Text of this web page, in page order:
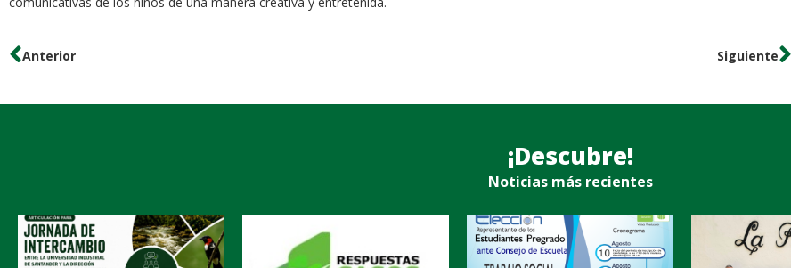
Anterior Siguiente
¡Descubre!
Noticias más recientes